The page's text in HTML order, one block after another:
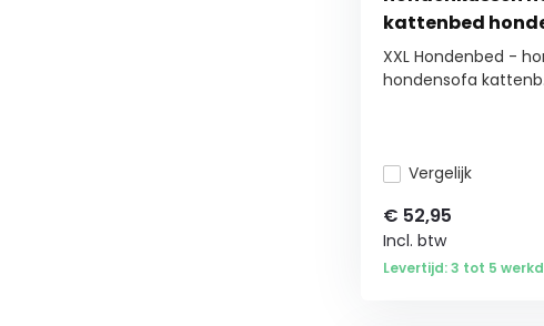
kattenbed
waterdicht 90 X
XXL Hondenbed -
hondensofa
Vergelijk
€ 52,95
Incl. btw
Levertijd: 3 tot 5